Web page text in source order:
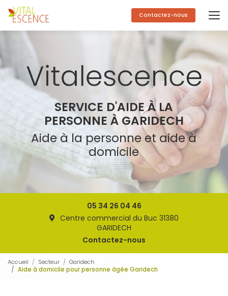
Aller
au
contenu
principal
Contactez-nous
SERVICE D'AIDE À LA
PERSONNE À GARIDECH
Aide à la personne et aide à
domicile
05 34 26 04 46
Centre commercial du Buc 31380
GARIDECH
Contactez-nous
Accueil Secteur
Garidech
Aide à domicile pour personne âgée Garidech